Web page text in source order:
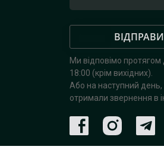
Ми відповімо протягом
18:00 (крім вихідних).
Або на наступний
отримали звернення в